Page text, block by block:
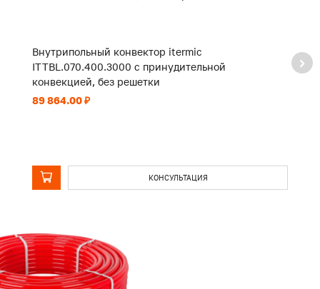
Внутрипольный конвектор itermic
ITTBL.070.400.3000 с принудительной
конвекцией, без решетки
89 864.00 ₽
КОНСУЛЬТАЦИЯ